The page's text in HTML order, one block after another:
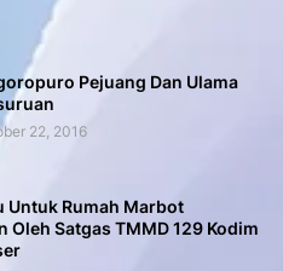
Pejuang Dan Ulama
22, 2016
Untuk Rumah Marbot
Oleh Satgas TMMD 129 Kodim